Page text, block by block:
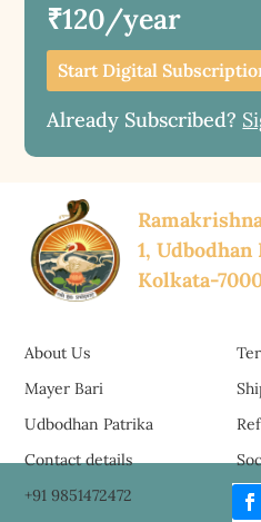
₹120/year
Start Digital
Already Subscribed?
1, Udbodhan
Kolkata-
About Us
Mayer Bari
Udbodhan Patrika
Contact details
+91 9851472472